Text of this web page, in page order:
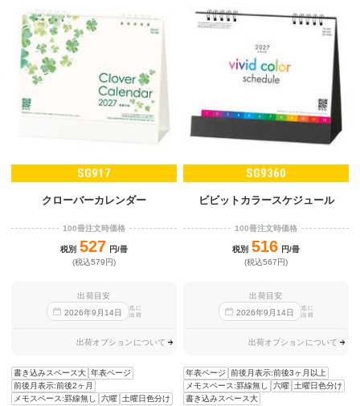
SG917
クローバーカレンダー
100冊注文時価格
税別 527 円/冊
(税込579円)
出荷目安
2026年9 月14日
迄に
出荷
出荷オプションについて
書き込みスペース大 年表ページ
前後月表示:前後2ヶ月
メモスペース:罫線無し
六曜 土曜日色分け
SG9360
ビビットカラースケジュール
100冊注文時価格
税別 516 円/冊
(税込567円)
出荷目安
2026年9 月14日
迄に
出荷
出荷オプションについて
年表ページ
前後月表示:前後3ヶ月以上
メモスペース:罫線無し
六曜 土曜日色分け
書き込みスペース大